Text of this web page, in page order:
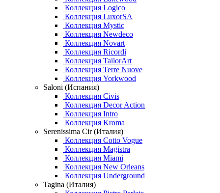
Коллекция Logico
Коллекция LuxorSA
Коллекция Mystic
Коллекция Newdeco
Коллекция Novart
Коллекция Ricordi
Коллекция TailorArt
Коллекция Terre Nuove
Коллекция Yorkwood
Saloni (Испания)
Коллекция Civis
Коллекция Decor Action
Коллекция Intro
Коллекция Kroma
Serenissima Cir (Италия)
Коллекция Cotto Vogue
Коллекция Magistra
Коллекция Miami
Коллекция New Orleans
Коллекция Underground
Tagina (Италия)